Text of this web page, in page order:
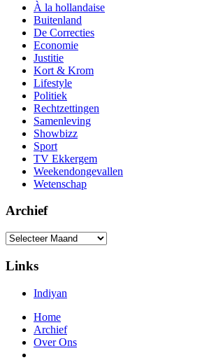
À la hollandaise
Buitenland
De Correcties
Economie
Justitie
Kort & Krom
Lifestyle
Politiek
Rechtzettingen
Samenleving
Showbizz
Sport
TV Ekkergem
Weekendongevallen
Wetenschap
Archief
Links
Indiyan
Home
Archief
Over Ons